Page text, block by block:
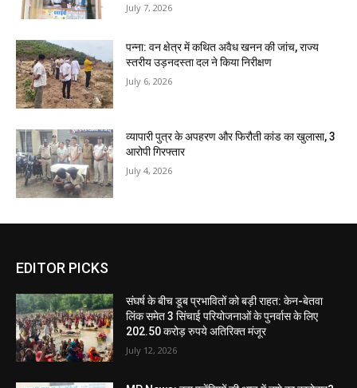
July 7, 2026
पन्ना: वन क्षेत्र में कथित अवैध खनन की जांच, राज्य
स्तरीय उड़नदस्ता दल ने किया निरीक्षण
July 6, 2026
व्यापारी पुत्र के अपहरण और फिरौती कांड का खुलासा, 3
आरोपी गिरफ्तार
July 4, 2026
EDITOR PICKS
संघर्ष के बीच डूब प्रभावितों को बड़ी राहत: केन-बेतवा
लिंक समेत 3 सिंचाई परियोजनाओं के पुनर्वास के लिए
202.50 करोड़ रुपये अतिरिक्त मंजूर
July 12, 2026